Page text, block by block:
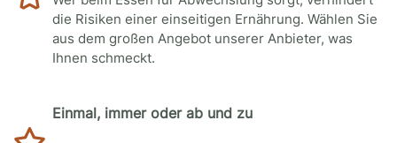
die Risiken einer einseitigen Ernährung. Wählen Sie
aus dem großen Angebot unserer Anbieter, was
Ihnen schmeckt.
Einmal, immer oder ab und zu